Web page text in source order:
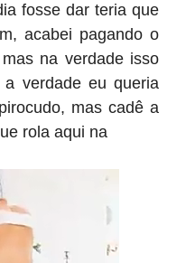
fosse dar teria que
acabei pagando o
na verdade isso
verdade eu queria
mas cadê a
rola aqui na